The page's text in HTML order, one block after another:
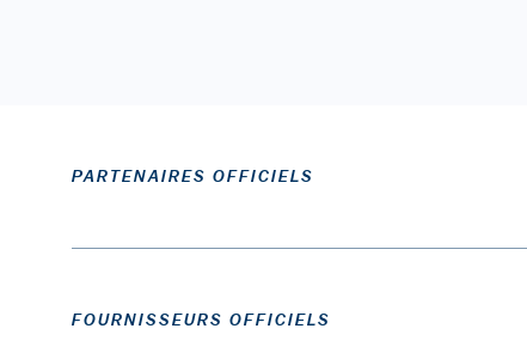
PARTENAIRES OFFICIELS
FOURNISSEURS OFFICIELS